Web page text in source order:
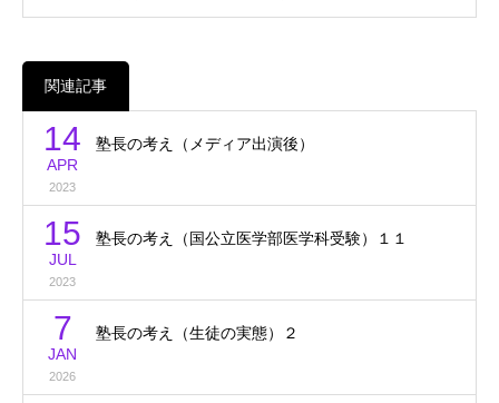
関連記事
14
APR
2023
塾長の考え（メディア出演後）
15
JUL
2023
塾長の考え（国公立医学部医学科受験）１１
7
JAN
2026
塾長の考え（生徒の実態）２